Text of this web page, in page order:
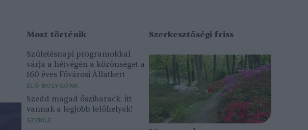
Születésnapi programokkal
várja a hétvégén a közönséget a
160 éves Fővárosi Állatkert
ÉLŐ BOLYGÓNK
Szedd magad őszibarack: itt
vannak a legjobb lelőhelyek!
SZEMLE